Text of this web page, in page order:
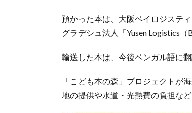
預かった本は、大阪ベイロジステ
グラデシュ法人「Yusen Logistics
輸送した本は、今後ベンガル語に
「こども本の森」プロジェクトが
地の提供や水道・光熱費の負担な